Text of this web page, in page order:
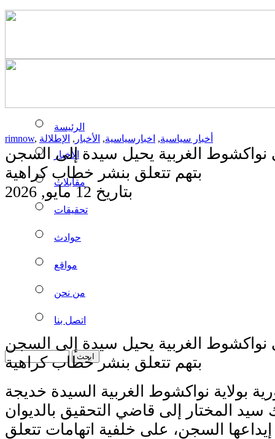
الرئيسة
الأخبار
مقابلات
تحقيقات
حوادث
مواقع
من نحن
اتصل بنا
rimnow, أخبار سياسية, اخبارسياسية, الأخبار , الإطلالة
نواكشوط الغربية يحيل سيدة إلى السجن
بتهم تتعلق بنشر خطاب كراهية
بتاريخ 12 مايو, 2026
نواكشوط الغربية يحيل سيدة إلى السجن
بتهم تتعلق بنشر خطاب كراهية
بولاية نواكشوط الغربية السيدة خديجة
المختار إلى قاضي التحقيق بالديوان
السجن، على خلفية اتهامات تتعلق